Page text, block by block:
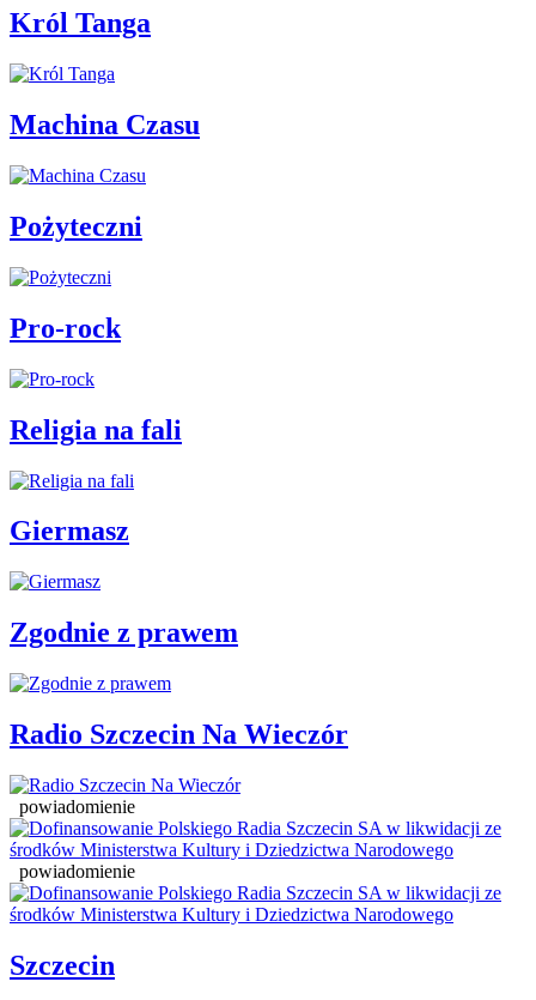
Król Tanga
Machina Czasu
Pożyteczni
Pro-rock
Religia na fali
Giermasz
Zgodnie z prawem
Radio Szczecin Na Wieczór
powiadomienie
powiadomienie
Szczecin